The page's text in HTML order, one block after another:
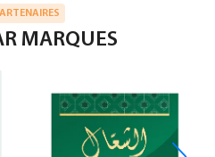
MARQUES